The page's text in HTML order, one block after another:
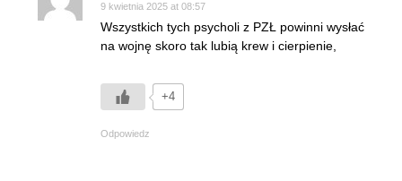
9 kwietnia 2025 at 08:57
Wszystkich tych psycholi z PZŁ powinni wysłać
na wojnę skoro tak lubią krew i cierpienie,
+4
Odpowiedz